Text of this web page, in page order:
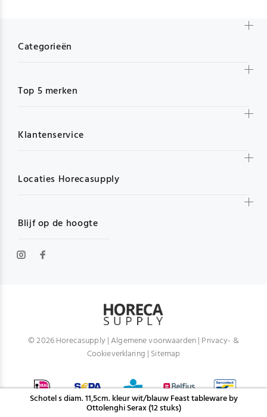
Schotel s diam. 11,5cm. kleur wit/blauw Feast tableware by
Ottolenghi Serax (12 stuks)
Blijf op de hoogte
Categorieën
Top 5 merken
Klantenservice
Locaties Horecasupply
© 2026 Horecasupply |Algemene voorwaarden| Privacy- &
Cookieverklaring | Sitemap